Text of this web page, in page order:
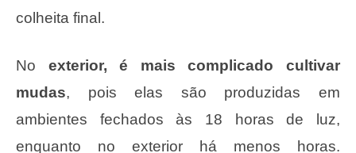
colheita final.
No exterior, é mais complicado cultivar
mudas, pois elas são produzidas em
ambientes fechados às 18 horas de luz,
enquanto no exterior há menos horas.